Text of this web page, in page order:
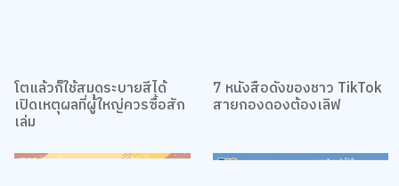
โตแล้วก็ใช้สมุดระบายสีได้
เปิดเหตุผลที่ผู้ใหญ่ควรซื้อสัก
เล่ม
7 หนังสือดังของชาว TikTok
สายกองดองต้องเลิฟ